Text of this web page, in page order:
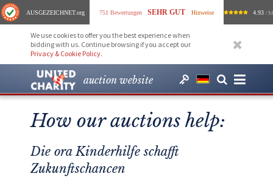
AUSGEZEICHNET.org 751 Bewertungen SEHR GUT Hinweise 4.93 /
We use cookies to offer you the best experience when
bidding with us. Continue browsing if you accept our
Privacy & Cookie Policy.
auction website
How our auctions help:
Die ora Kinderhilfe schafft
Zukunftschancen